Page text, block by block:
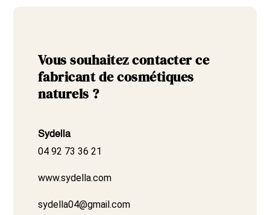
Vous souhaitez contacter ce
fabricant de cosmétiques
naturels ?
Sydella
04 92 73 36 21
www.sydella.com
sydella04@gmail.com